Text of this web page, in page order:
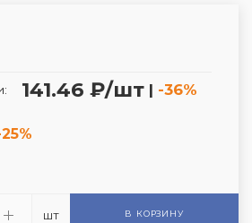
141.46 ₽/шт | -36%
шт В КОРЗИНУ